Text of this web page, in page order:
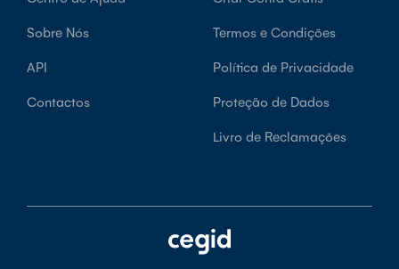
Sobre Nós
API
Contactos
Termos e Condições
Política de Privacidade
Proteção de Dados
Livro de Reclamações